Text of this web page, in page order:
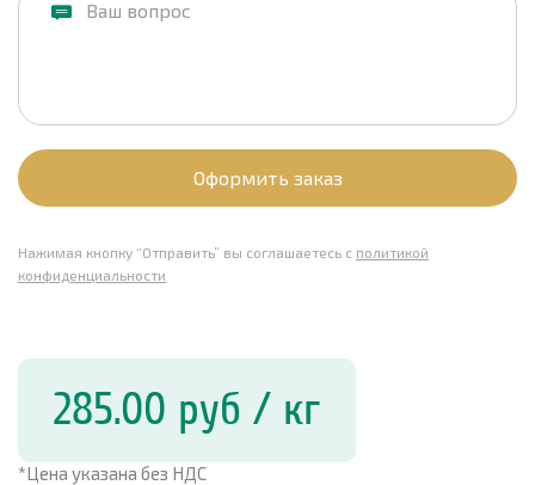
Оформить заказ
Нажимая кнопку “Отправить” вы соглашаетесь с политикой
конфиденциальности
285.00 руб / кг
*Цена указана без НДС